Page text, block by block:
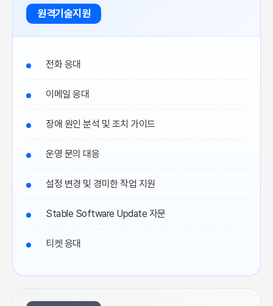
원격기술지원
전화 응대
이메일 응대
장애 원인 분석 및 조치 가이드
운영 문의 대응
설정 변경 및 경미한 작업 지원
Stable Software Update 자문
티켓 응대